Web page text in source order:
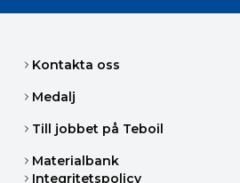
Kontakta oss
Medalj
Till jobbet på Teboil
Materialbank
Integritetspolicy